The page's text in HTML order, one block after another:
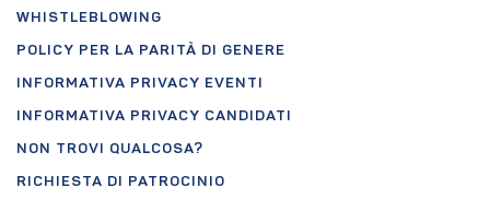
WHISTLEBLOWING
POLICY PER LA PARITÀ DI GENERE
INFORMATIVA PRIVACY EVENTI
INFORMATIVA PRIVACY CANDIDATI
NON TROVI QUALCOSA?
RICHIESTA DI PATROCINIO